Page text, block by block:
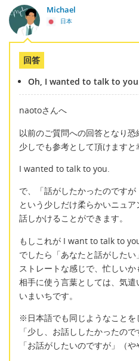
Michael
日本
回答
Oh, I wanted to talk to
naotoさんへ
以前のご質問への回答となり恐
少しでも参考として頂けますと
I wanted to talk to you.
で、「話がしたかったのですが
という少しだけ柔らかいニュア
話しかけることができます。
もしこれが I want to talk to
でしたら「あなたと話がしたい
ストレートな感じで、忙しい
相手に使う言葉としては、気遣
いまいちです。
※日本語でも同じようなことを
「少し、お話ししたかったので
「お話がしたいのですが」（や